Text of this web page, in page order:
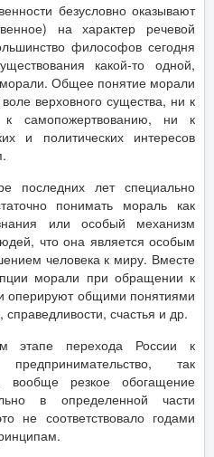
безусловно оказывают
на характер речевой
философов сегодня
какой-то одной,
Общее понятие морали
верховного существа, ни к
к самопожертвованию, ни к
и политических интересов
последних лет специально
понимать мораль как
или особый механизм
что она является особым
человека к миру. Вместе
морали при обращении к
оперируют общими понятиями
счастья и др.
этапе перехода России к
так
вообще резкое обогащение
в определенной части
не соответствовало годами